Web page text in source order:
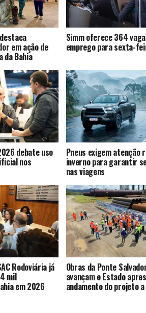
em ação de
Bahia
Simm oferece 364
emprego para sexta-
debate uso
nos
Pneus exigem atenção
inverno para garantir
nas viagens
Rodoviária já
mil
em 2026
Obras da Ponte
avançam e Estado
andamento do projeto